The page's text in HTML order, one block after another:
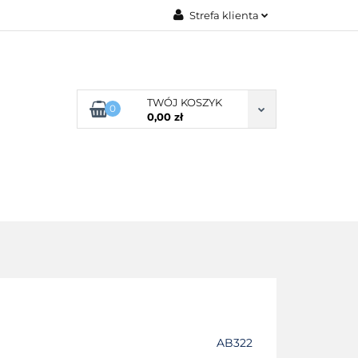
Strefa klienta
Dodaj zgłoszenie
0
TWÓJ KOSZYK
0,00 zł
AB322